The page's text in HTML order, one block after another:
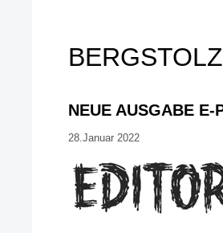
NEUE AUSGABE E-
28.Januar 2022